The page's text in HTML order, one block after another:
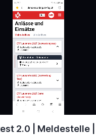
2.0 | Meldestelle |